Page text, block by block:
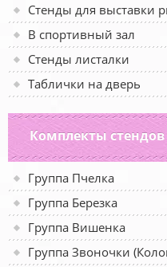
Стенды для выставки
В спортивный зал
Стенды листалки
Таблички на дверь
Комплекты
Группа Пчелка
Группа Березка
Группа Вишенка
Группа Звоночки